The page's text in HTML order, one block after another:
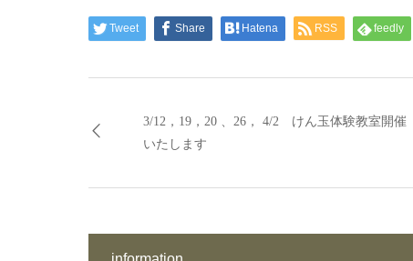
Tweet Share Hatena RSS feedly
3/12，19，20 、26， 4/2 けん玉体験教室開催
いたします